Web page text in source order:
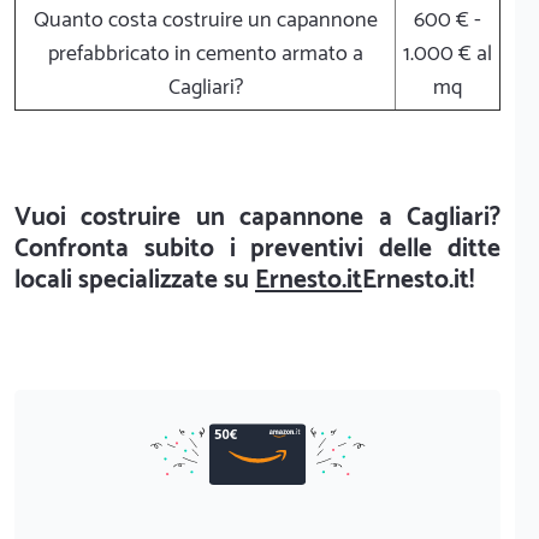
Quanto costa costruire un capannone
prefabbricato in cemento armato a
Cagliari?
600 € -
1.000 € al
mq
Vuoi costruire un capannone a Cagliari?
Confronta subito i preventivi delle ditte
locali specializzate suErnesto.itErnesto.it!